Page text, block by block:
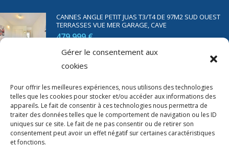
Gérer le consentement aux
cookies
Pour offrir les meilleures expériences, nous utilisons des technologies
telles que les cookies pour stocker et/ou accéder aux informations des
appareils. Le fait de consentir à ces technologies nous permettra de
traiter des données telles que le comportement de navigation ou les ID
uniques sur ce site. Le fait de ne pas consentir ou de retirer son
consentement peut avoir un effet négatif sur certaines caractéristiques
et fonctions.
CANNES ANGLE PETIT JUAS T3/T4 DE 97M2 SUD OUEST
TERRASSES VUE MER GARAGE, CAVE
479 999 €
TERRASSE PARKING
350 000 €